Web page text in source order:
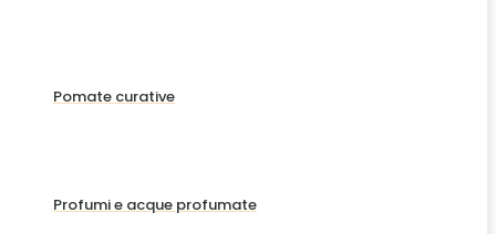
Pomate curative
Profumi e acque profumate